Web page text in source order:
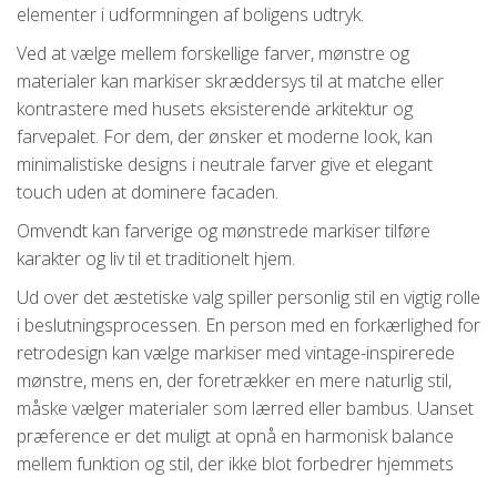
elementer i udformningen af boligens udtryk.
Ved at vælge mellem forskellige farver, mønstre og
materialer kan markiser skræddersys til at matche eller
kontrastere med husets eksisterende arkitektur og
farvepalet. For dem, der ønsker et moderne look, kan
minimalistiske designs i neutrale farver give et elegant
touch uden at dominere facaden.
Omvendt kan farverige og mønstrede markiser tilføre
karakter og liv til et traditionelt hjem.
Ud over det æstetiske valg spiller personlig stil en vigtig rolle
i beslutningsprocessen. En person med en forkærlighed for
retrodesign kan vælge markiser med vintage-inspirerede
mønstre, mens en, der foretrækker en mere naturlig stil,
måske vælger materialer som lærred eller bambus. Uanset
præference er det muligt at opnå en harmonisk balance
mellem funktion og stil, der ikke blot forbedrer hjemmets